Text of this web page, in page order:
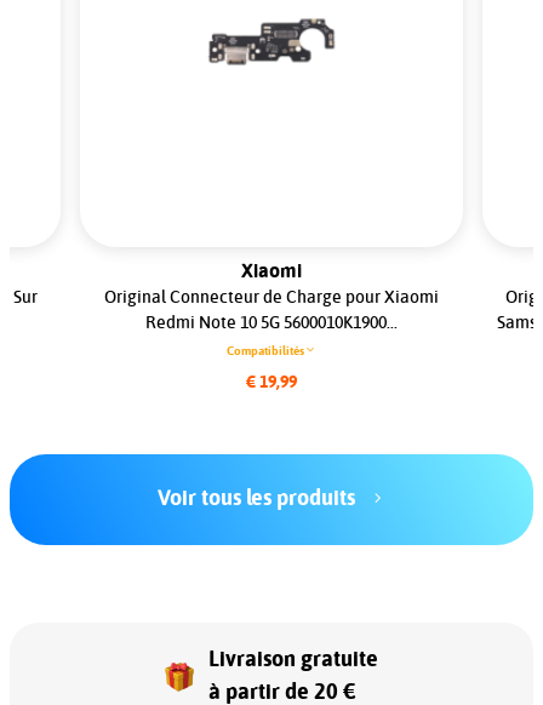
Sur
Xiaomi
Original Connecteur de Charge pour Xiaomi
Redmi Note 10 5G 5600010K1900...
Compatibilités
€ 19,99
Voir tous les produits
Livraison gratuite
à partir de 20 €